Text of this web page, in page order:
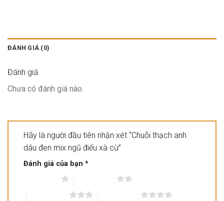
ĐÁNH GIÁ (0)
Đánh giá
Chưa có đánh giá nào.
Hãy là người đầu tiên nhận xét “Chuỗi thạch anh
dâu đen mix ngũ điếu xà cừ”
Đánh giá của bạn *